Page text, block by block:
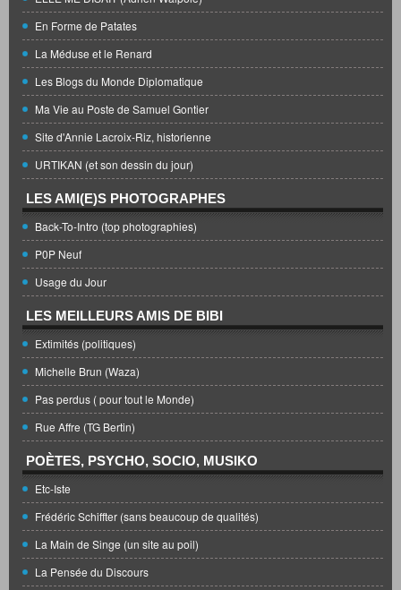
En Forme de Patates
La Méduse et le Renard
Les Blogs du Monde Diplomatique
Ma Vie au Poste de Samuel Gontier
Site d'Annie Lacroix-Riz, historienne
URTIKAN (et son dessin du jour)
LES AMI(E)S PHOTOGRAPHES
Back-To-Intro (top photographies)
P0P Neuf
Usage du Jour
LES MEILLEURS AMIS DE BIBI
Extimités (politiques)
Michelle Brun (Waza)
Pas perdus ( pour tout le Monde)
Rue Affre (TG Bertin)
POÈTES, PSYCHO, SOCIO, MUSIKO
Etc-Iste
Frédéric Schiffter (sans beaucoup de qualités)
La Main de Singe (un site au poil)
La Pensée du Discours